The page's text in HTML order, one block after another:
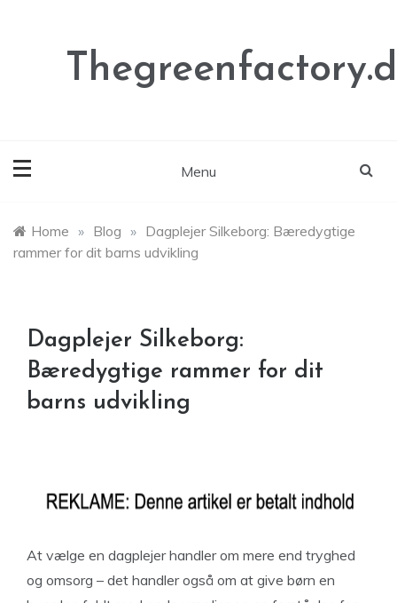
Menu
Home » Blog » Dagplejer Silkeborg: Bæredygtige
rammer for dit barns udvikling
Dagplejer Silkeborg:
Bæredygtige rammer for dit
barns udvikling
At vælge en dagplejer handler om mere end tryghed
og omsorg – det handler også om at give børn en